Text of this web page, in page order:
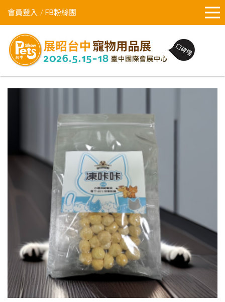
會員登入 FB粉絲團